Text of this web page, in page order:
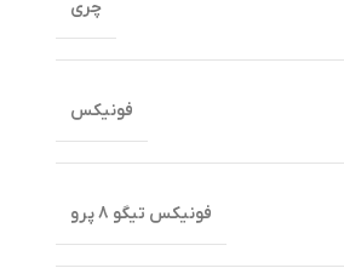
چری
فونیکس
فونیکس تیگو 8 پرو